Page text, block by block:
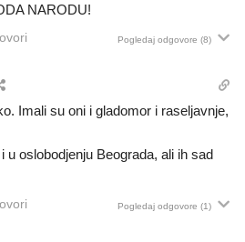
NARODU!
Pogledaj odgovore (8)
Imali su oni i gladomor i raseljavnje,
u oslobodjenju Beograda, ali ih sad
Pogledaj odgovore (1)